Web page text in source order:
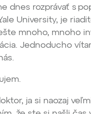
dnes rozprávať s
University, je
mnoho, mnoho
Jednoducho
ja si naozaj